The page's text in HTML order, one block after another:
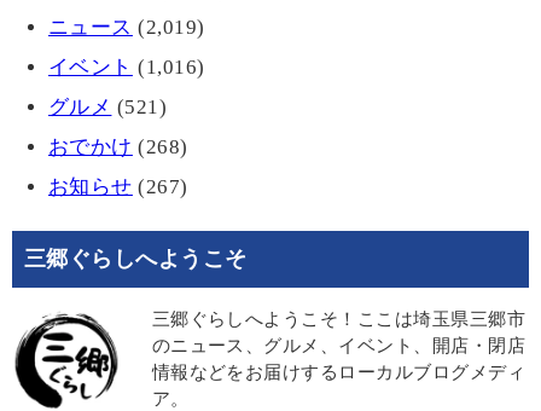
ニュース (2,019)
イベント (1,016)
グルメ (521)
おでかけ (268)
お知らせ (267)
三郷ぐらしへようこそ
三郷ぐらしへようこそ！ここは埼玉県三郷市
のニュース、グルメ、イベント、開店・閉店
情報などをお届けするローカルブログメディ
ア。